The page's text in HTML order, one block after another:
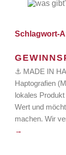
Schlagwort-
⚓ MADE IN
Haptografien
lokales
Wert und
machen. Wir
→